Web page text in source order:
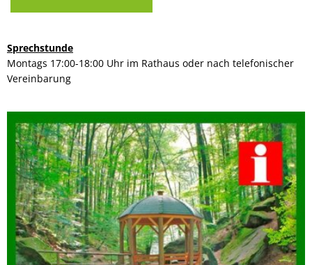
Sprechstunde
Montags 17:00-18:00 Uhr im Rathaus oder nach telefonischer
Vereinbarung